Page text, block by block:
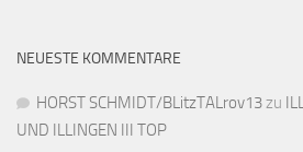
NEUESTE KOMMENTARE
HORST SCHMIDT/BLitzTALrov13zu
UND ILLINGEN III TOP